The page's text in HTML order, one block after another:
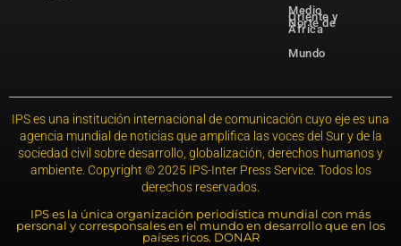
Medio
Oriente y
Norte de
África
Mundo
IPS es una institución internacional de comunicación cuyo eje es una
agencia mundial de noticias que amplifica las voces del Sur y de la
sociedad civil sobre desarrollo, globalización, derechos humanos y
ambiente. Copyright © 2025 IPS-Inter Press Service. Todos los
derechos reservados.
IPS es la única organización periodística mundial con más
personal y corresponsales en el mundo en desarrollo que en los
países ricos. DONAR